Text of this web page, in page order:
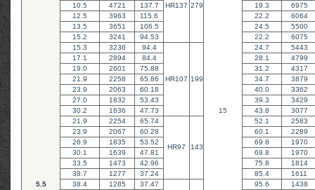
5.5
15
HR137 279
10.5
4721 137.7 19.3
6975
12.5
3963 115.6 22.2
6064
13.5
3651 106.5 24.5
5500
15.2
3241 94.53 22.2
6075
15.3
3236 94.4
HR107 199
24.7
5443
17.1
2894 84.4 28.1
4799
19.0
2601 75.88 31.2
4317
21.9
2258 65.86 34.7
3879
23.9
2063 60.18 40.0
3362
27.0
1832 53.43 39.3
3429
30.2
1636 47.73 43.8
3077
21.9
2254 65.74
HR97 143
52.1
2583
23.9
2067 60.28 60.1
2289
26.9
1835 53.52 69.8
1970
30.1
1639 47.81 69.8
1970
33.5
1473 42.96 75.8
1814
38.7
1277 37.24 85.4
1611
38.4
1285 37.47 95.6
1438